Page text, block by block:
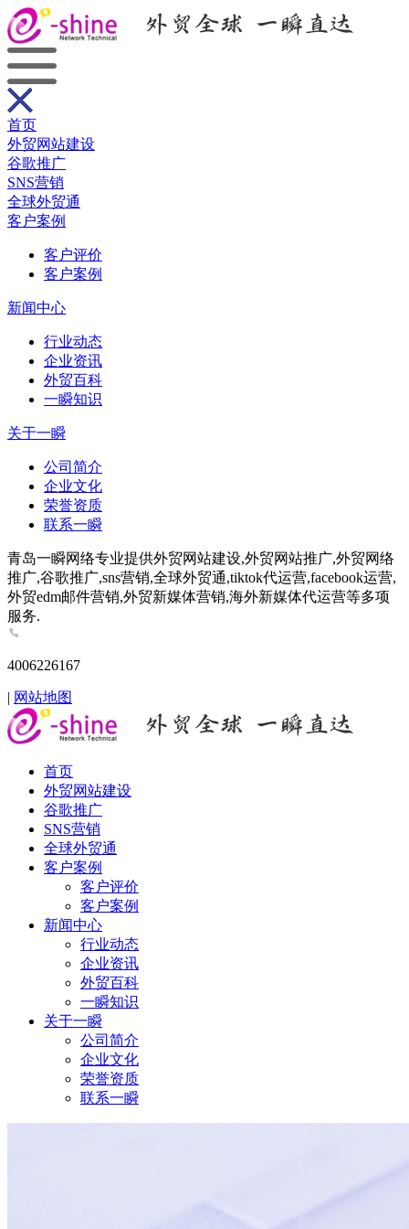
首页
外贸网站建设
谷歌推广
SNS营销
全球外贸通
客户案例
客户评价
客户案例
新闻中心
行业动态
企业资讯
外贸百科
一瞬知识
关于一瞬
公司简介
企业文化
荣誉资质
联系一瞬
青岛一瞬网络专业提供外贸网站建设,外贸网站推广,外贸网络
推广,谷歌推广,sns营销,全球外贸通,tiktok代运营,facebook运营,
外贸edm邮件营销,外贸新媒体营销,海外新媒体代运营等多项
服务.
4006226167
| 网站地图
首页
外贸网站建设
谷歌推广
SNS营销
全球外贸通
客户案例
客户评价
客户案例
新闻中心
行业动态
企业资讯
外贸百科
一瞬知识
关于一瞬
公司简介
企业文化
荣誉资质
联系一瞬